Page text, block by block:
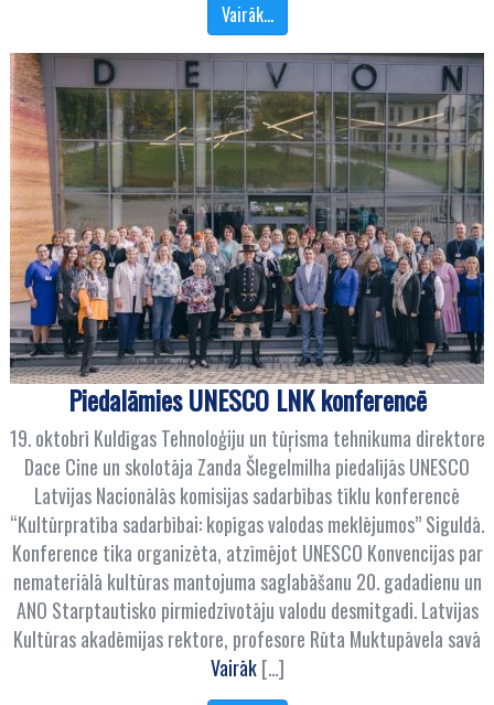
Vairāk…
Piedalāmies UNESCO LNK konferencē
19. oktobrī Kuldīgas Tehnoloģiju un tūŗisma tehnikuma direktore
Dace Cine un skolotāja Zanda Šlegelmilha piedalījās UNESCO
Latvijas Nacionālās komisijas sadarbības tīklu konferencē
“Kultūrpratība sadarbībai: kopīgas valodas meklējumos” Siguldā.
Konference tika organizēta, atzīmējot UNESCO Konvencijas par
nemateriālā kultūras mantojuma saglabāšanu 20. gadadienu un
ANO Starptautisko pirmiedzīvotāju valodu desmitgadi. Latvijas
Kultūras akadēmijas rektore, profesore Rūta Muktupāvela savā
Vairāk[…]